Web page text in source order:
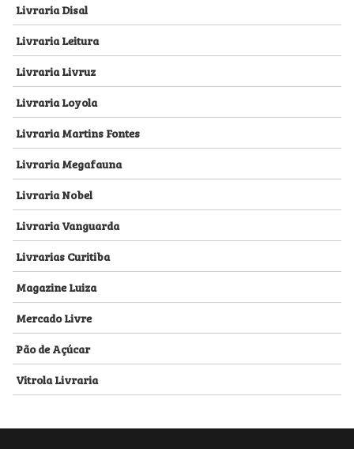
Livraria Disal
Livraria Leitura
Livraria Livruz
Livraria Loyola
Livraria Martins Fontes
Livraria Megafauna
Livraria Nobel
Livraria Vanguarda
Livrarias Curitiba
Magazine Luiza
Mercado Livre
Pão de Açúcar
Vitrola Livraria